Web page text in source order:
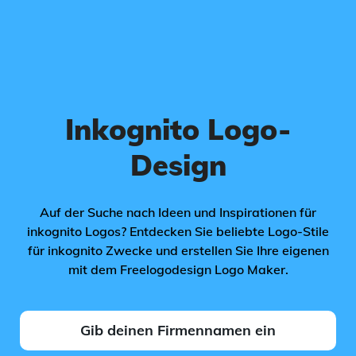
Inkognito Logo-
Design
Auf der Suche nach Ideen und Inspirationen für
inkognito Logos? Entdecken Sie beliebte Logo-Stile
für inkognito Zwecke und erstellen Sie Ihre eigenen
mit dem Freelogodesign Logo Maker.